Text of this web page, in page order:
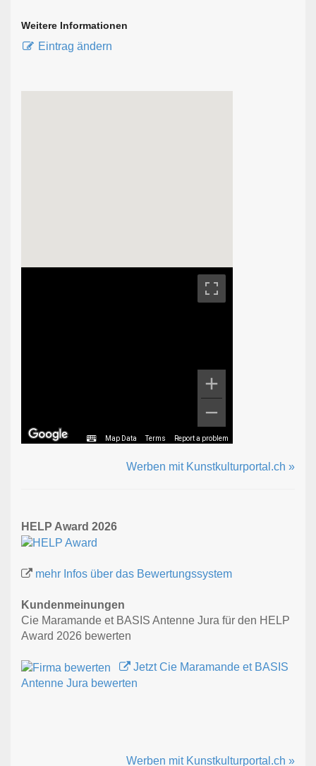
Weitere Informationen
Eintrag ändern
Map Data Terms Report a problem
Werben mit Kunstkulturportal.ch »
HELP Award 2026
mehr Infos über das Bewertungssystem
Kundenmeinungen
Cie Maramande et BASIS Antenne Jura für den HELP
Award 2026 bewerten
Jetzt Cie Maramande et BASIS
Antenne Jura bewerten
Werben mit Kunstkulturportal.ch »